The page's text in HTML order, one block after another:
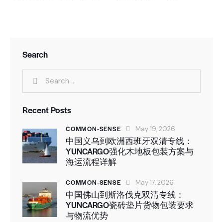
Search
Recent Posts
COMMON-SENSE May 19, 2026
中国义乌到欧洲西班牙双清专线：
YUNCARGO强化木地板包装方案与
海运流程详解
COMMON-SENSE May 17, 2026
中国佛山到斯洛伐克双清专线：
YUNCARGO瓷砖垫片货物包装要求
与物流优势